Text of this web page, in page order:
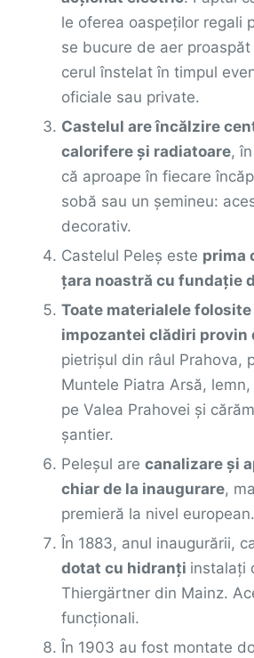
le oferea oaspeților regali
se bucure de aer
cerul înstelat în timpul
oficiale sau private.
Castelul are încălzire
calorifere şi radiatoare,
că aproape în fiecare
sobă sau un şemineu:
decorativ.
Castelul Peleș este prima
țara noastră cu fundație
Toate materialele
impozantei clădiri provin
pietrișul din râul Prahova,
Muntele Piatra Arsă,
pe Valea Prahovei și
șantier.
Peleşul arecanalizare şi
chiar de la inaugurare,
premieră la nivel european.
În 1883, anul inaugurării,
dotat cu hidranţi instalaţi
Thiergärtner din Mainz.
funcţionali.
În 1903 au fost montate